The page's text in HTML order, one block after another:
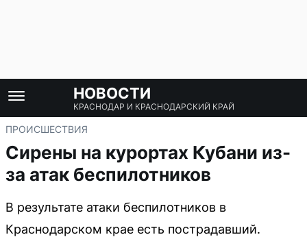
НОВОСТИ
КРАСНОДАР И КРАСНОДАРСКИЙ КРАЙ
ПРОИСШЕСТВИЯ
Сирены на курортах Кубани из-
за атак беспилотников
В результате атаки беспилотников в
Краснодарском крае есть пострадавший.